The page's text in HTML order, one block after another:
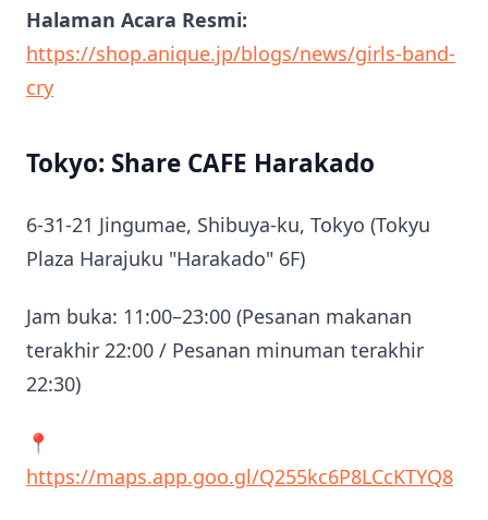
Halaman Acara Resmi:
https://shop.anique.jp/blogs/news/girls-band-
cry
Tokyo: Share CAFE Harakado
6-31-21 Jingumae, Shibuya-ku, Tokyo (Tokyu
Plaza Harajuku "Harakado" 6F)
Jam buka: 11:00–23:00 (Pesanan makanan
terakhir 22:00 / Pesanan minuman terakhir
22:30)
📍
https://maps.app.goo.gl/Q255kc6P8LCcKTYQ8